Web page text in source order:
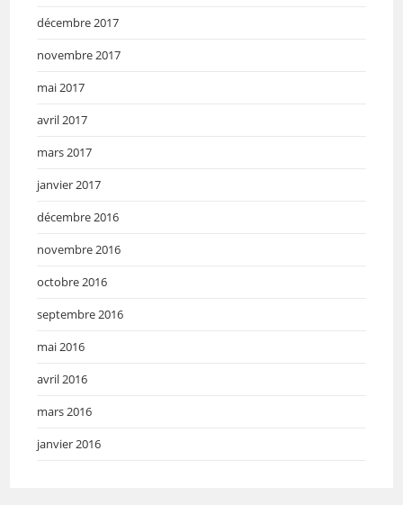
décembre 2017
novembre 2017
mai 2017
avril 2017
mars 2017
janvier 2017
décembre 2016
novembre 2016
octobre 2016
septembre 2016
mai 2016
avril 2016
mars 2016
janvier 2016